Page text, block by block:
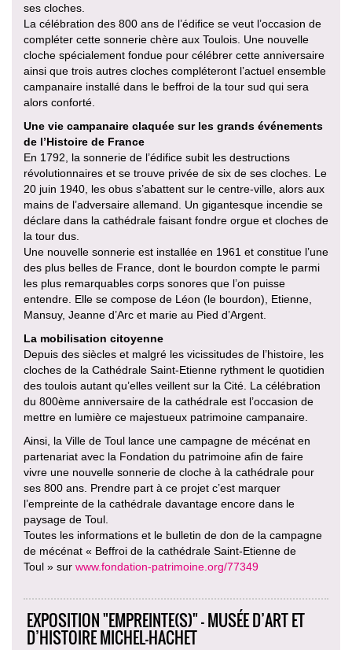
ses cloches.
La célébration des 800 ans de l’édifice se veut l’occasion de
compléter cette sonnerie chère aux Toulois. Une nouvelle
cloche spécialement fondue pour célébrer cette anniversaire
ainsi que trois autres cloches compléteront l’actuel ensemble
campanaire installé dans le beffroi de la tour sud qui sera
alors conforté.
Une vie campanaire claquée sur les grands événements
de l’Histoire de France
En 1792, la sonnerie de l’édifice subit les destructions
révolutionnaires et se trouve privée de six de ses cloches. Le
20 juin 1940, les obus s’abattent sur le centre-ville, alors aux
mains de l’adversaire allemand. Un gigantesque incendie se
déclare dans la cathédrale faisant fondre orgue et cloches de
la tour dus.
Une nouvelle sonnerie est installée en 1961 et constitue l’une
des plus belles de France, dont le bourdon compte le parmi
les plus remarquables corps sonores que l’on puisse
entendre. Elle se compose de Léon (le bourdon), Etienne,
Mansuy, Jeanne d’Arc et marie au Pied d’Argent.
La mobilisation citoyenne
Depuis des siècles et malgré les vicissitudes de l’histoire, les
cloches de la Cathédrale Saint-Etienne rythment le quotidien
des toulois autant qu’elles veillent sur la Cité. La célébration
du 800ème anniversaire de la cathédrale est l’occasion de
mettre en lumière ce majestueux patrimoine campanaire.
Ainsi, la Ville de Toul lance une campagne de mécénat en
partenariat avec la Fondation du patrimoine afin de faire
vivre une nouvelle sonnerie de cloche à la cathédrale pour
ses 800 ans. Prendre part à ce projet c’est marquer
l’empreinte de la cathédrale davantage encore dans le
paysage de Toul.
Toutes les informations et le bulletin de don de la campagne
de mécénat « Beffroi de la cathédrale Saint-Etienne de
Toul » sur www.fondation-patrimoine.org/77349
EXPOSITION "EMPREINTE(S)" - MUSÉE D’ART ET
D’HISTOIRE MICHEL-HACHET